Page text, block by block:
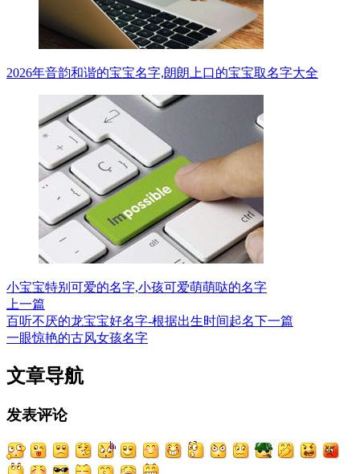
2026年音韵和谐的宝宝名字,朗朗上口的宝宝取名字大全
小宝宝特别可爱的名字,小孩可爱萌萌哒的名字
上一篇
百听不厌的龙宝宝好名字-根据出生时间起名下一篇
一眼惊艳的古风女孩名字
文章导航
发表评论